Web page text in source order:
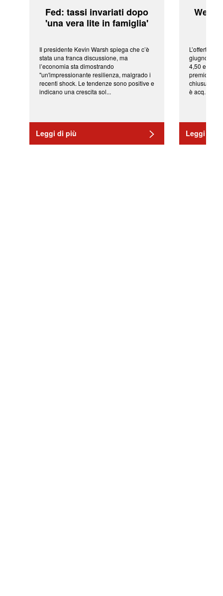
Fed: tassi invariati dopo
'una vera lite in famiglia'
Il presidente Kevin Warsh spiega che c’è
stata una franca discussione, ma
l’economia sta dimostrando
"un'impressionante resilienza, malgrado i
recenti shock. Le tendenze sono positive e
indicano una crescita sol...
Leggi di più
L’offerta
giugno da
4,50 euro
premio di
chiusura
è acq...
Leggi di